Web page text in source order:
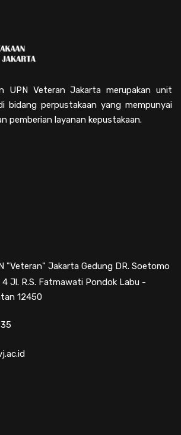
UPN Veteran Jakarta merupakan unit
bidang perpustakaan yang mempunyai
pemberian layanan kepustakaan.
"Veteran" Jakarta Gedung DR. Soetomo
Jl. R.S. Fatmawati Pondok Labu -
12450